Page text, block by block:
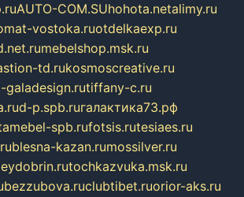
AUTO-COM.SUhohota.netalimy.ru
vostoka.ruotdelkaexp.ru
mebelshop.msk.ru
td.rukosmoscreative.ru
galadesign.rutiffany-c.ru
d-p.spb.ruгалактика73.рф
spb.rufotsis.rutesiaes.ru
blesna-kazan.rumossilver.ru
tochkazvuka.msk.ru
bezzubova.ruclubtibet.ruorior-aks.ru